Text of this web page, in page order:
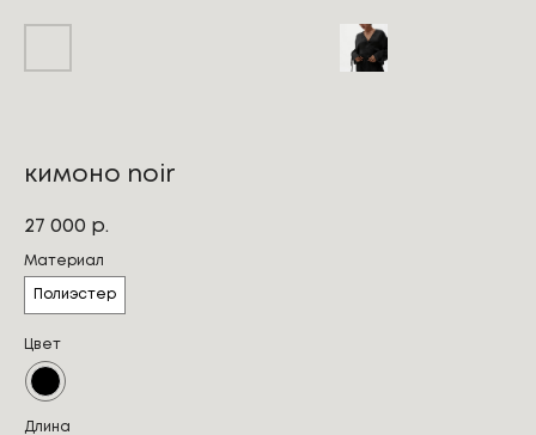
кимоно noir
27 000 р.
Материал
Полиэстер
Цвет
Длина